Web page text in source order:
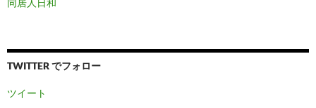
同居人日和
TWITTER でフォロー
ツイート